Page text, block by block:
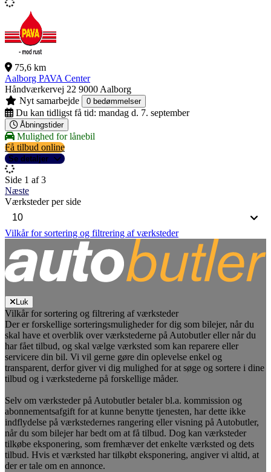
75,6 km
Aalborg PAVA Center
Håndværkervej 22 9000 Aalborg
Nyt samarbejde
0 bedømmelser
Du kan tidligst få tid: mandag d. 7. september
Åbningstider
Mulighed for lånebil
Få tilbud online
Se detaljer
Side 1 af 3
Næste
Værksteder per side
Vilkår for sortering og filtrering af værksteder
Luk
Vilkår for sortering og filtrering af værksteder
Der er forskellige sorteringsmuligheder for dig som bilejer, når du
skal have et overblik over værkstederne på Autobutler eller når du
har fået tilbud, og skal vælge værksted som kan reparere eller
servicere din bil. Vi vil gerne gøre din oplevelse enkel og
transparent, derfor giver vi dig mulighed for at søge og sortere i dine
tilbud og i værkstederne på forskellige måder.
Selv om værksteder på Autobutler betaler bl.a. kommission og
abonnementsafgift for at kunne benytte tjenesten, har dette ikke
indflydelse på værkstedernes rangering eller visning på Autobutler,
når du som bilejer har bedt om at få tilbud. Dog kan værksteder
tilkøbe eksponering, som fremhæver det enkelte værksted og dets
tilbud. Hvis et værksted har tilkøbt eksponering, angiver vi altid, at
der er tale om en annonce.